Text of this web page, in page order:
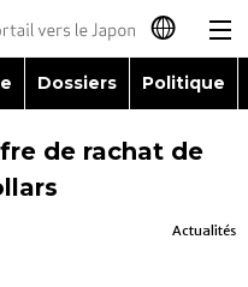
日本語
English
Dossiers Politique
de rachat de
Actualités